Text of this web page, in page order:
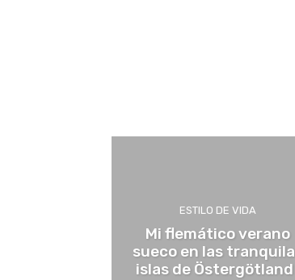
ESTILO DE VIDA
Mi flemático verano
sueco en las
islas de Östergötland |